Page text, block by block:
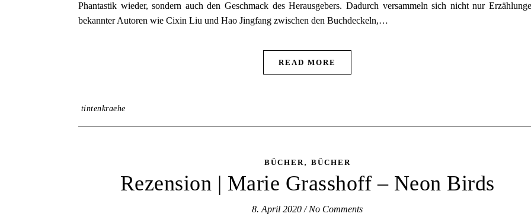
Phantastik wieder, sondern auch den Geschmack des Herausgebers. Dadurch versammeln sich nicht nur
bekannter Autoren wie Cixin Liu und Hao Jingfang zwischen den Buchdeckeln,…
READ MORE
tintenkraehe
BÜCHER, BÜCHER
Rezension | Marie Grasshoff – Neon Birds
8. April 2020 / No Comments